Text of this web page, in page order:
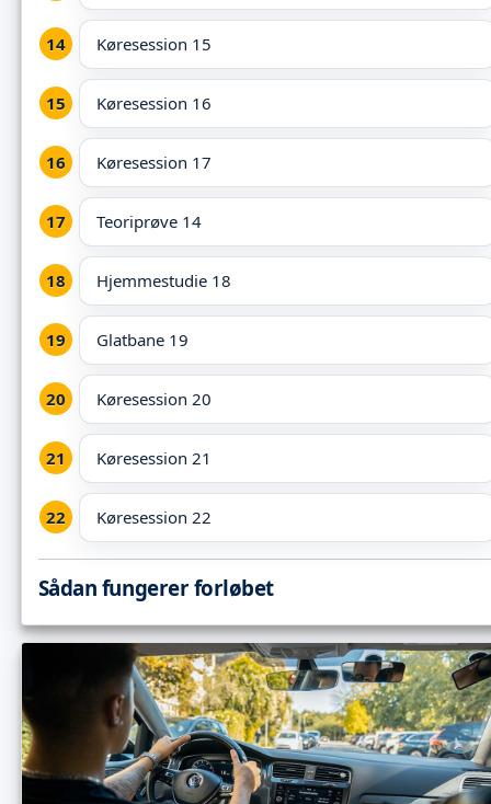
Køresession 15
Køresession 16
Køresession 17
Teoriprøve 14
Hjemmestudie 18
Glatbane 19
Køresession 20
Køresession 21
Køresession 22
Sådan fungerer forløbet